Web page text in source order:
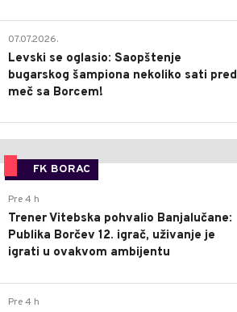
07.07.2026.
Levski se oglasio: Saopštenje
bugarskog šampiona nekoliko sati pred
meč sa Borcem!
FK BORAC
Pre 4 h
Trener Vitebska pohvalio Banjalučane:
Publika Borčev 12. igrač, uživanje je
igrati u ovakvom ambijentu
Pre 4 h